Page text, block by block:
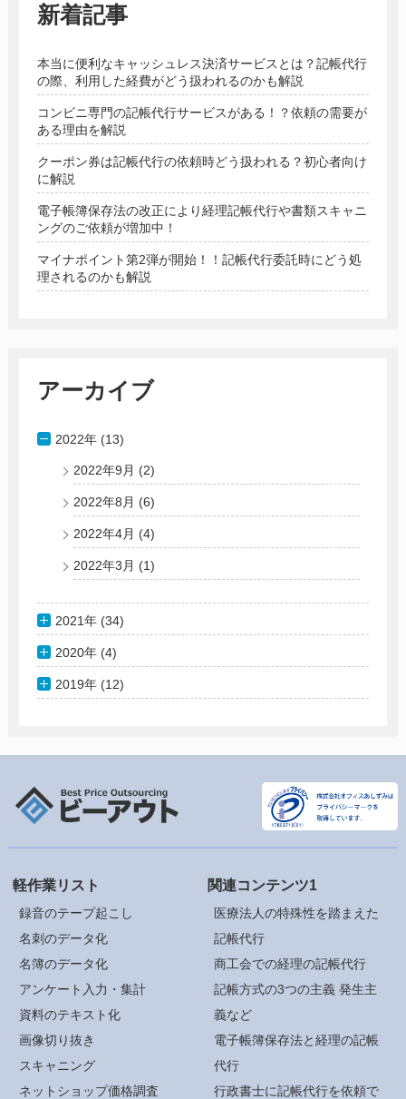
新着記事
本当に便利なキャッシュレス決済サービスとは？記帳代行
の際、利用した経費がどう扱われるのかも解説
コンビニ専門の記帳代行サービスがある！？依頼の需要が
ある理由を解説
クーポン券は記帳代行の依頼時どう扱われる？初心者向け
に解説
電子帳簿保存法の改正により経理記帳代行や書類スキャニ
ングのご依頼が増加中！
マイナポイント第2弾が開始！！記帳代行委託時にどう処
理されるのかも解説
アーカイブ
2022年 (13)
2022年9月 (2)
2022年8月 (6)
2022年4月 (4)
2022年3月 (1)
2021年 (34)
2020年 (4)
2019年 (12)
軽作業リスト
録音のテープ起こし
名刺のデータ化
名簿のデータ化
アンケート入力・集計
資料のテキスト化
画像切り抜き
スキャニング
ネットショップ価格調査
関連コンテンツ1
医療法人の特殊性を踏まえた
記帳代行
商工会での経理の記帳代行
記帳方式の3つの主義 発生主
義など
電子帳簿保存法と経理の記帳
代行
行政書士に記帳代行を依頼で